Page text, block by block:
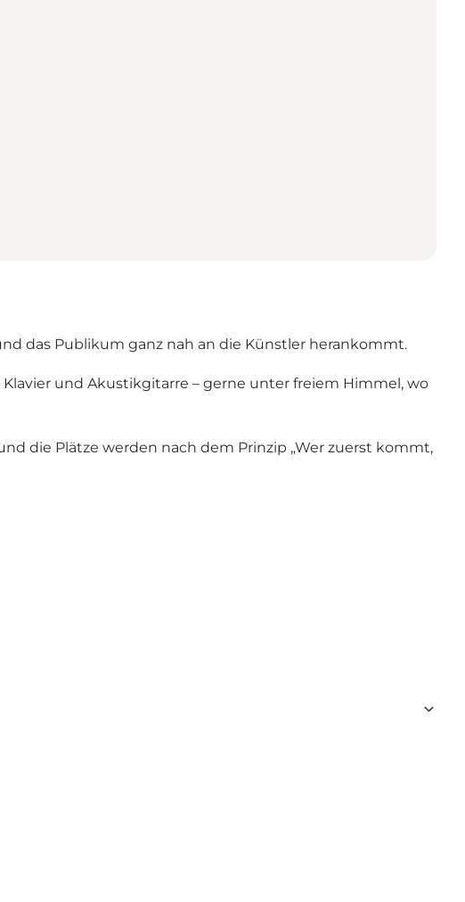
das Publikum ganz nah an die Künstler herankommt.
und Akustikgitarre – gerne unter freiem Himmel, wo
die Plätze werden nach dem Prinzip „Wer zuerst kommt,